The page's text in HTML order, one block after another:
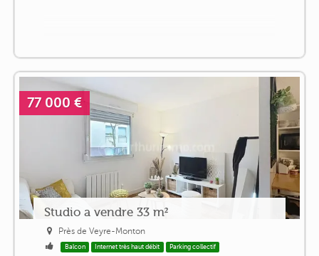
77 000 €
Studio a vendre 33 m²
Près de Veyre-Monton
Balcon Internet très haut débit Parking collectif